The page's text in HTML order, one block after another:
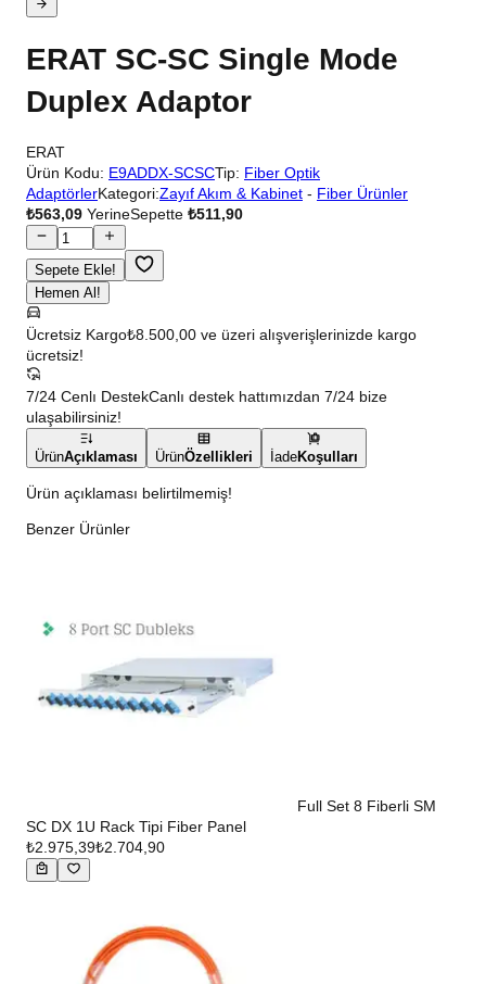
ERAT SC-SC Single Mode
Duplex Adaptor
ERAT
Ürün Kodu: E9ADDX-SCSCTip: Fiber Optik
AdaptörlerKategori:Zayıf Akım & Kabinet - Fiber Ürünler
₺563,09 YerineSepette ₺511,90
Sepete Ekle!
Hemen Al!
Ücretsiz Kargo₺8.500,00 ve üzeri alışverişlerinizde kargo
ücretsiz!
7/24 Cenlı DestekCanlı destek hattımızdan 7/24 bize
ulaşabilirsiniz!
ÜrünAçıklaması ÜrünÖzellikleri İadeKoşulları
Ürün açıklaması belirtilmemiş!
Benzer Ürünler
Full Set 8 Fiberli SM
SC DX 1U Rack Tipi Fiber Panel
₺2.975,39₺2.704,90